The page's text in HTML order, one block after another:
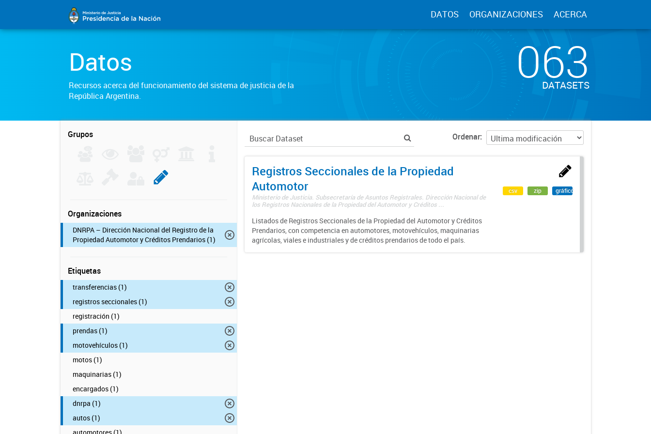
DATOS ORGANIZACIONES ACERCA
Datos
Recursos acerca del funcionamiento del sistema de justicia de la
República Argentina.
063
DATASETS
Grupos
Organizaciones
DNRPA – Dirección Nacional del Registro de la
Propiedad Automotor y Créditos Prendarios (1)
Etiquetas
transferencias (1)
registros seccionales (1)
registración (1)
prendas (1)
motovehículos (1)
motos (1)
maquinarias (1)
encargados (1)
dnrpa (1)
autos (1)
Ordenar
Registros Seccionales de la Propiedad
Automotor
Ministerio de Justicia. Subsecretaría de Asuntos Registrales. Dirección Nacional de
los Registros Nacionales de la Propiedad del Automotor y Créditos ...
Listados de Registros Seccionales de la Propiedad del Automotor y Créditos
Prendarios, con competencia en automotores, motovehículos, maquinarias
agrícolas, viales e industriales y de créditos prendarios de todo el país.
csv zip gráfico